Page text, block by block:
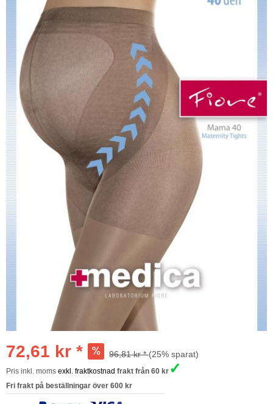
72,61 kr * 96,81 kr *(25% sparat)
Pris inkl. moms exkl. fraktkostnad frakt från 60 kr ✓
Fri frakt på beställningar över 600 kr